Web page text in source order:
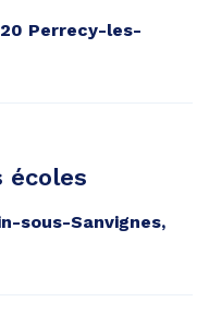
Perrecy-les-
écoles
sous-Sanvignes,